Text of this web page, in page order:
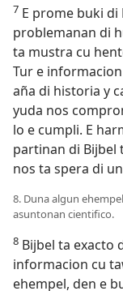
7 E prome buki di
problemanan di
ta mustra cu
Tur e
aña di historia y
yuda nos
lo e cumpli. E
partinan di Bijbel
nos ta spera di
8. Duna algun
asuntonan cientifico.
8 Bijbel ta exacto
informacion cu
ehempel, den e